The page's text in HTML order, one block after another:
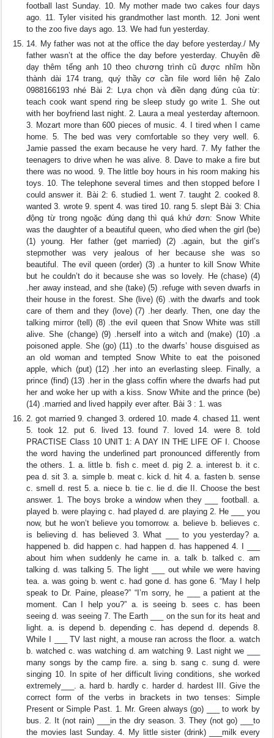
football last Sunday. 10. My mother made two cakes four days
ago. 11. Tyler visited his grandmother last month. 12. Joni went
to the zoo five days ago. 13. We had fun yesterday.
14. My father was not at the office the day before yesterday./ My
father wasn’t at the office the day before yesterday. Chuyên đề
dạy thêm tếng anh 10 theo chương trình cũ được nhĩm hồn
thành dài 174 trang, quý thầy cơ cần file word liên hệ Zalo
0988166193 nhé Bài 2: Lựa chọn và điền dạng đúng của từ:
teach cook want spend ring be sleep study go write 1. She out
with her boyfriend last night. 2. Laura a meal yesterday afternoon.
3. Mozart more than 600 pieces of music. 4. I tired when I came
home. 5. The bed was very comfortable so they very well. 6.
Jamie passed the exam because he very hard. 7. My father the
teenagers to drive when he was alive. 8. Dave to make a fire but
there was no wood. 9. The little boy hours in his room making his
toys. 10. The telephone several times and then stopped before I
could answer it. Bài 2: 6. studied 1. went 7. taught 2. cooked 8.
wanted 3. wrote 9. spent 4. was tired 10. rang 5. slept Bài 3: Chia
động từ trong ngoặc đúng dạng thì quá khứ đơn: Snow White
was the daughter of a beautiful queen, who died when the girl (be)
(1) young. Her father (get married) (2) .again, but the girl’s
stepmother was very jealous of her because she was so
beautiful. The evil queen (order) (3) .a hunter to kill Snow White
but he couldn’t do it because she was so lovely. He (chase) (4)
.her away instead, and she (take) (5) .refuge with seven dwarfs in
their house in the forest. She (live) (6) .with the dwarfs and took
care of them and they (love) (7) .her dearly. Then, one day the
talking mirror (tell) (8) .the evil queen that Snow White was still
alive. She (change) (9) .herself into a witch and (make) (10) .a
poisoned apple. She (go) (11) .to the dwarfs’ house disguised as
an old woman and tempted Snow White to eat the poisoned
apple, which (put) (12) .her into an everlasting sleep. Finally, a
prince (find) (13) .her in the glass coffin where the dwarfs had put
her and woke her up with a kiss. Snow White and the prince (be)
(14) .married and lived happily ever after. Bài 3 : 1. was
2. got married 9. changed 3. ordered 10. made 4. chased 11. went
5. took 12. put 6. lived 13. found 7. loved 14. were 8. told
PRACTISE Class 10 UNIT 1: A DAY IN THE LIFE OF I. Choose
the word having the underlined part pronounced differently from
the others. 1. a. little b. fish c. meet d. pig 2. a. interest b. it c.
pea d. sit 3. a. simple b. meat c. kick d. hit 4. a. fasten b. sense
c. smell d. rest 5. a. niece b. tie c. lie d. die II. Choose the best
answer. 1. The boys broke a window when they ___ football. a.
played b. were playing c. had played d. are playing 2. He ___ you
now, but he won’t believe you tomorrow. a. believe b. believes c.
is believing d. has believed 3. What ___ to you yesterday? a.
happened b. did happen c. had happen d. has happened 4. I ___
about him when suddenly he came in. a. talk b. talked c. am
talking d. was talking 5. The light ___ out while we were having
tea. a. was going b. went c. had gone d. has gone 6. “May I help
speak to Dr. Paine, please?” “I’m sorry, he ___ a patient at the
moment. Can I help you?” a. is seeing b. sees c. has been
seeing d. was seeing 7. The Earth ___ on the sun for its heat and
light. a. is depend b. depending c. has depend d. depends 8.
While I ___ TV last night, a mouse ran across the floor. a. watch
b. watched c. was watching d. am watching 9. Last night we ___
many songs by the camp fire. a. sing b. sang c. sung d. were
singing 10. In spite of her difficult living conditions, she worked
extremely___. a. hard b. hardly c. harder d. hardest III. Give the
correct form of the verbs in brackets in two tenses: Simple
Present or Simple Past. 1. Mr. Green always (go) ___ to work by
bus. 2. It (not rain) ___in the dry season. 3. They (not go) ___to
the movies last Sunday. 4. My little sister (drink) ___milk every